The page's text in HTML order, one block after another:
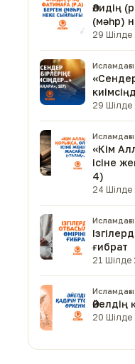
Әлидің
(мәһр)
29 Шілде
29 Шілде
«Кім
ісіне
4)
24 Шілде
ғибрат
21 Шілде
Әйелдің
20 Шілде